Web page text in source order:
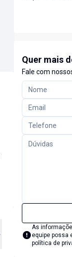
Quer mais
Fale com
As
equipe possa
política de